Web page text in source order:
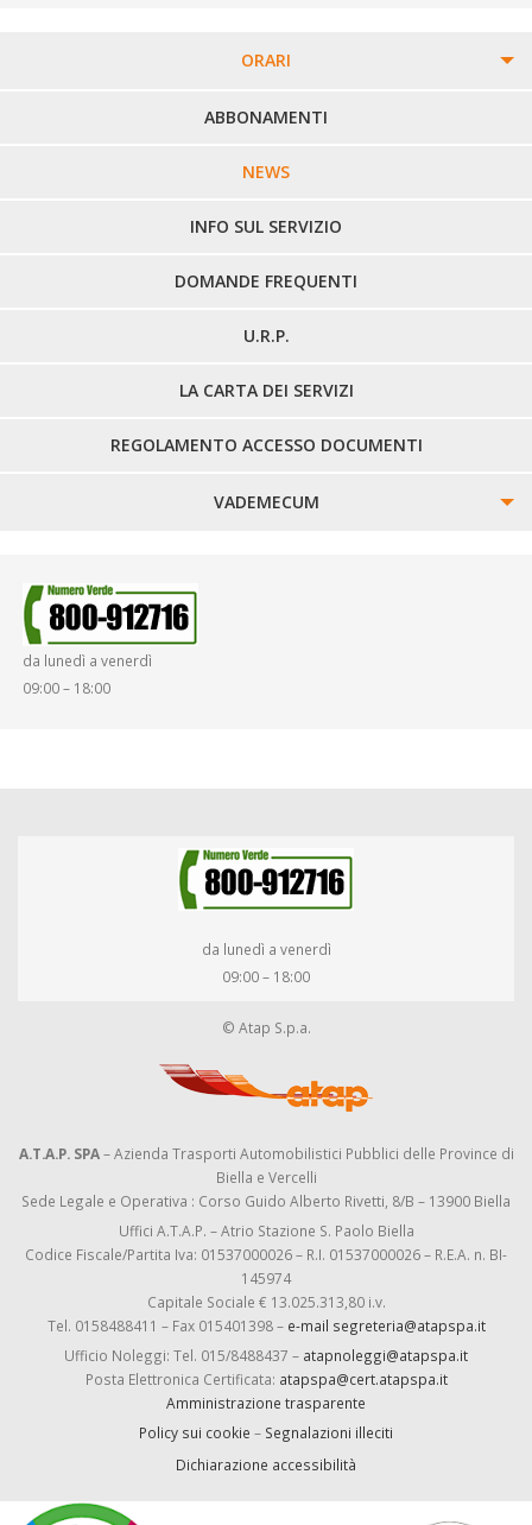
ORARI
PERCORSI URBANI IN BIELLA
LINEE URBANE VERCELLI
LINEE EXTRAURBANE
ABBONAMENTI
NEWS
INFO SUL SERVIZIO
DOMANDE FREQUENTI
U.R.P.
LA CARTA DEI SERVIZI
REGOLAMENTO ACCESSO DOCUMENTI
VADEMECUM
SMARRIMENTO OGGETTI
da lunedì a venerdì
09:00 – 18:00
da lunedì a venerdì
09:00 – 18:00
© Atap S.p.a.
A.T.A.P. SPA– Azienda Trasporti Automobilistici Pubblici delle Province di
Biella e Vercelli
Sede Legale e Operativa : Corso Guido Alberto Rivetti, 8/B – 13900 Biella
Uffici A.T.A.P. – Atrio Stazione S. Paolo Biella
Codice Fiscale/Partita Iva: 01537000026 – R.I. 01537000026 – R.E.A. n. BI-
145974
Capitale Sociale € 13.025.313,80 i.v.
Tel. 0158488411 – Fax 015401398 – e-mail segreteria@atapspa.it
Ufficio Noleggi: Tel. 015/8488437 – atapnoleggi@atapspa.it
Posta Elettronica Certificata: atapspa@cert.atapspa.it
Amministrazione trasparente
Policy sui cookie – Segnalazioni illeciti
Dichiarazione accessibilità